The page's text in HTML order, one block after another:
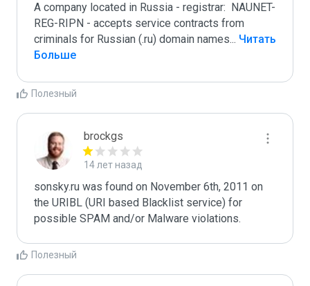
A company located in Russia - registrar:  NAUNET-
REG-RIPN - accepts service contracts from
criminals for Russian (.ru) domain names... Читать
Больше
Полезный
brockgs
14 лет назад
sonsky.ru was found on November 6th, 2011 on
the URIBL (URI based Blacklist service) for
Полезный